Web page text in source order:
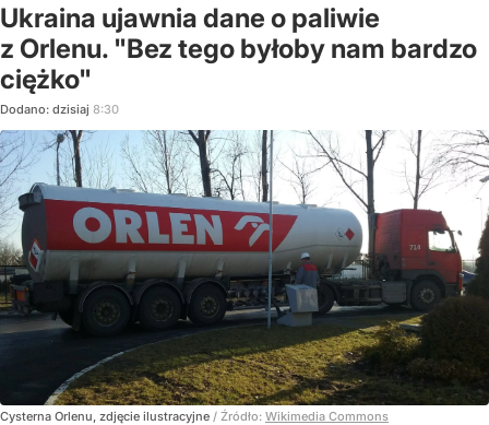
Ukraina ujawnia dane o paliwie
z Orlenu. "Bez tego byłoby nam bardzo
ciężko"
Dodano: dzisiaj 8:30
Cysterna Orlenu, zdjęcie ilustracyjne / Źródło: Wikimedia Commons